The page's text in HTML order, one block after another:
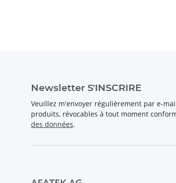
Newsletter S'INSCRIRE
Veuillez m'envoyer régulièrement par e-
produits, révocables à tout moment
des données.